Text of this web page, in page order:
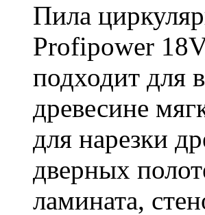
Пила
Profipower
подходит для
древесине
для нарезки
дверных
ламината,